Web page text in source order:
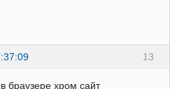
13
браузере хром сайт